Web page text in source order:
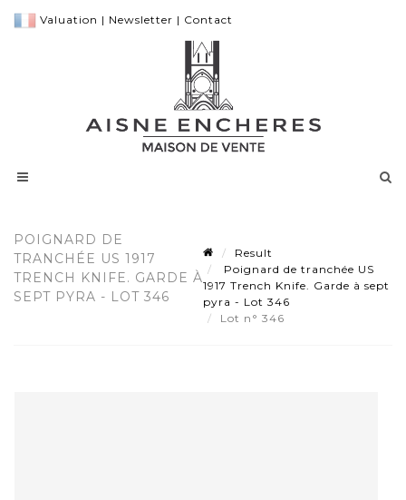
Valuation | Newsletter | Contact
POIGNARD DE
TRANCHÉE US 1917
TRENCH KNIFE. GARDE À
SEPT PYRA - LOT 346
Result
Poignard de tranchée US
1917 Trench Knife. Garde à sept
pyra - Lot 346
Lot n° 346